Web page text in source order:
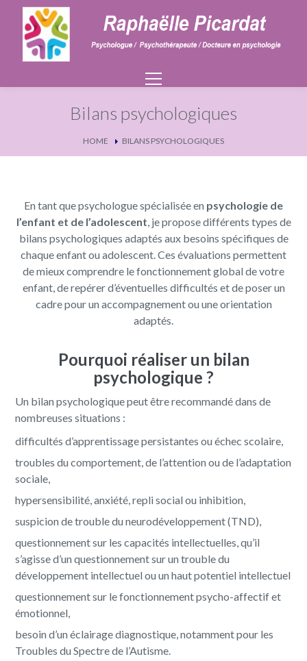
Bilans psychologiques
HOME BILANS PSYCHOLOGIQUES
En tant que psychologue spécialisée en psychologie de
l’enfant et de l’adolescent, je propose différents types de
bilans psychologiques adaptés aux besoins spécifiques de
chaque enfant ou adolescent. Ces évaluations permettent
de mieux comprendre le fonctionnement global de votre
enfant, de repérer d’éventuelles difficultés et de poser un
cadre pour un accompagnement ou une orientation
adaptés.
Pourquoi réaliser un bilan
psychologique ?
Un bilan psychologique peut être recommandé dans de
nombreuses situations :
difficultés d’apprentissage persistantes ou échec scolaire,
troubles du comportement, de l’attention ou de l’adaptation
sociale,
hypersensibilité, anxiété, repli social ou inhibition,
suspicion de trouble du neurodéveloppement (TND),
questionnement sur les capacités intellectuelles, qu’il
s’agisse d’un questionnement sur un trouble du
développement intellectuel ou un haut potentiel intellectuel
questionnement sur le fonctionnement psycho-affectif et
émotionnel,
besoin d’un éclairage diagnostique, notamment pour les
Troubles du Spectre de l’Autisme.